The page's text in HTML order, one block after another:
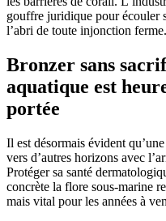
gouffre juridique pour écouler
l’abri de toute injonction ferme.
Bronzer sans
aquatique est
portée
Il est désormais évident
vers d’autres horizons avec
Protéger sa santé
concrète la flore sous-marine
mais vital pour les années à